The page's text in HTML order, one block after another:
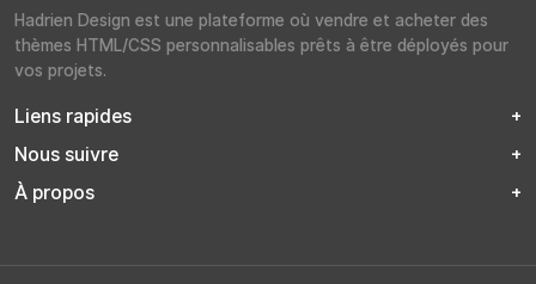
Hadrien Design est une plateforme où vendre et acheter des
thèmes HTML/CSS personnalisables prêts à être déployés pour
vos projets.
Liens rapides
Nous suivre
À propos